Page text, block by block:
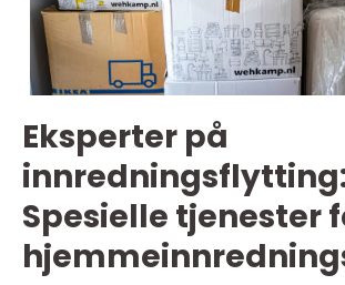
Eksperter på
Spesielle tjenester